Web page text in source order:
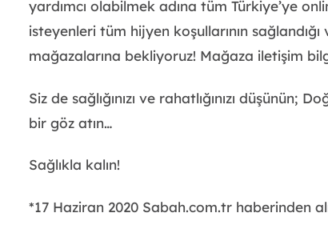
yardımcı olabilmek adına tüm Türkiye’ye
isteyenleri tüm hijyen koşullarının
mağazalarına bekliyoruz! Mağaza iletişim
Siz de sağlığınızı ve rahatlığınızı düşünün;
bir göz atın…
Sağlıkla kalın!
*17 Haziran 2020 Sabah.com.tr haberinden